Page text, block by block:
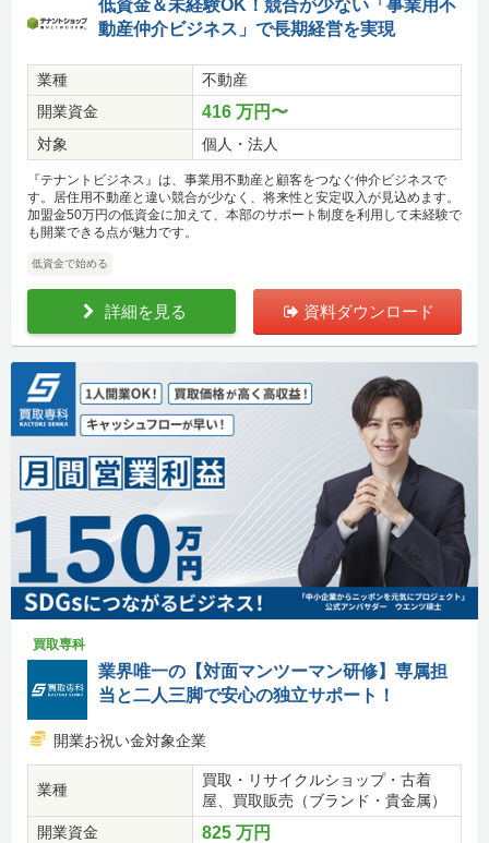
低資金＆未経験OK！競合が少ない「事業用不
動産仲介ビジネス」で長期経営を実現
業種
不動産
開業資金
416 万円〜
対象 個人・法人
『テナントビジネス』は、事業用不動産と顧客をつなぐ仲介ビジネスで
す。居住用不動産と違い競合が少なく、将来性と安定収入が見込めます。
加盟金50万円の低資金に加えて、本部のサポート制度を利用して未経験で
も開業できる点が魅力です。
低資金で始める
詳細を見る 資料ダウンロード
買取専科
業界唯一の【対面マンツーマン研修】専属担
当と二人三脚で安心の独立サポート！
開業お祝い金対象企業
業種
買取・リサイクルショップ・古着
屋、買取販売（ブランド・貴金属）
開業資金
825 万円